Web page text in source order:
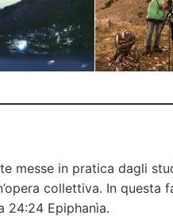
messe in pratica dagli
collettiva. In questa
24:24 Epiphanìa.